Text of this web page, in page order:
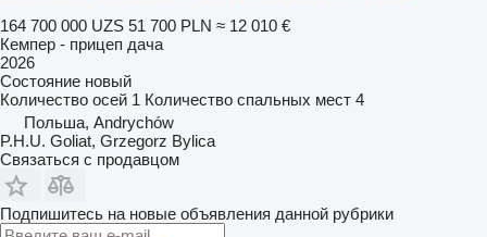
164 700 000 UZS 51 700 PLN ≈ 12 010 €
Кемпер - прицеп дача
2026
Состояние новый
Количество осей 1 Количество спальных мест 4
Польша, Andrychów
P.H.U. Goliat, Grzegorz Bylica
Связаться с продавцом
Подпишитесь на новые объявления данной рубрики